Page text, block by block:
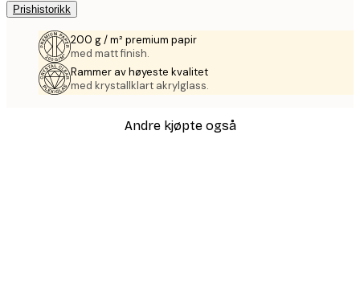
Prishistorikk
200 g / m² premium papir
med matt finish.
Rammer av høyeste kvalitet
med krystallklart akrylglass.
Andre kjøpte også